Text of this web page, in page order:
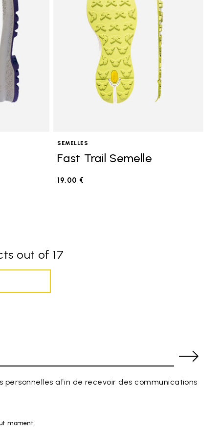
SEMELLES
Fast Trail Semelle
19,00 €
out of 17
afin de recevoir des communications
moment.